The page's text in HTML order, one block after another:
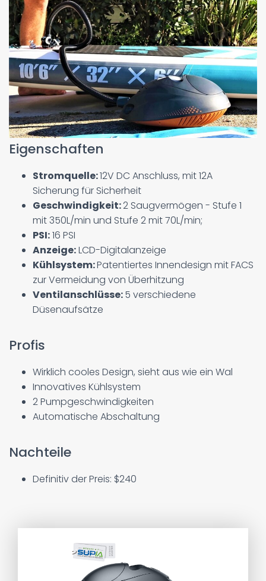
Eigenschaften
Stromquelle:12V DC Anschluss, mit 12A
Sicherung für Sicherheit
Geschwindigkeit:2 Saugvermögen - Stufe 1
mit 350L/min und Stufe 2 mit 70L/min;
PSI:16 PSI
Anzeige:LCD-Digitalanzeige
Kühlsystem:Patentiertes Innendesign mit FACS
zur Vermeidung von Überhitzung
Ventilanschlüsse:5 verschiedene
Düsenaufsätze
Profis
Wirklich cooles Design, sieht aus wie ein Wal
Innovatives Kühlsystem
2 Pumpgeschwindigkeiten
Automatische Abschaltung
Nachteile
Definitiv der Preis: $240